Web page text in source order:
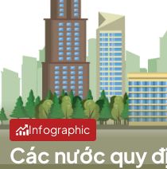
Infographic
Các nước quy